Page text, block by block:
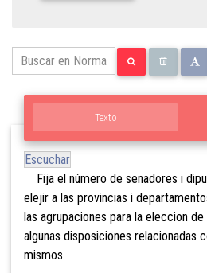
Texto
Escuchar
Fija el número de senadores i
elejir a las provincias i
las agrupaciones para la eleccion
algunas disposiciones relacionadas
mismos.